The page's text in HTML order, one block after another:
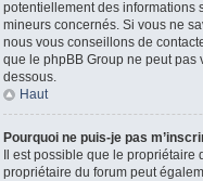
potentiellement des informations
mineurs concernés. Si vous ne
nous vous conseillons de
que le phpBB Group ne peut pas
dessous.
Haut
Pourquoi ne puis-je pas
Il est possible que le
propriétaire du forum peut